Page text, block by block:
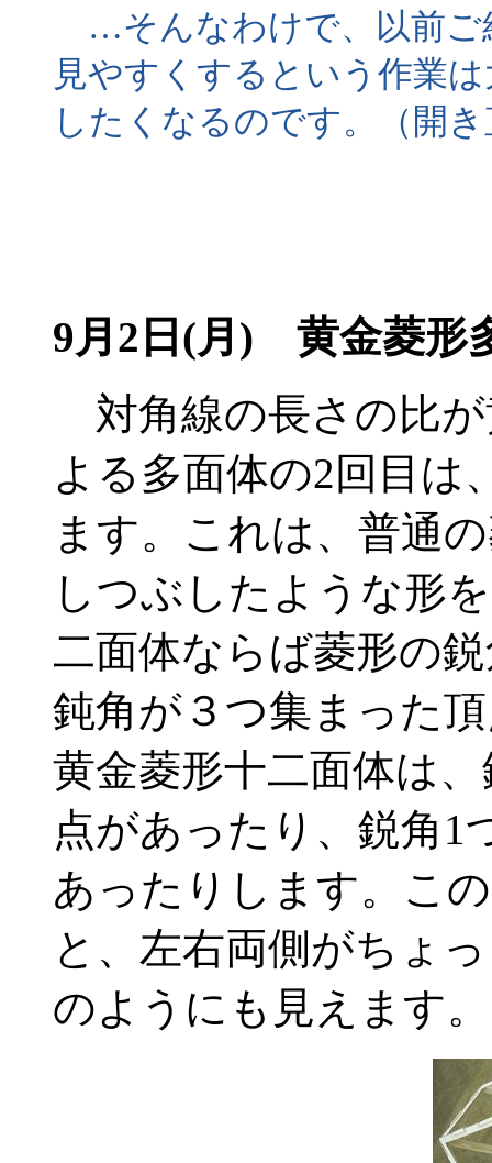
…そんなわけで、以前ご
見やすくするという作業
したくなるのです。（開
9月2日(月) 黄金菱形
対角線の長さの比
よる多面体の2回目は
ます。これは、普通
しつぶしたような形
二面体ならば菱形の
鈍角が３つ集まった
黄金菱形十二面体は
点があったり、鋭角1
あったりします。こ
と、左右両側がちょ
のようにも見えます。